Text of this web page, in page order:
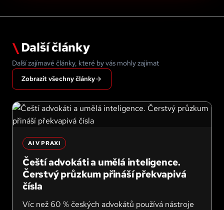
\ Další články
Další zajímavé články, které by vás mohly zajímat
Zobrazit všechny články
AI V PRAXI
Čeští advokáti a umělá inteligence.
Čerstvý průzkum přináší překvapivá
čísla
Víc než 60 % českých advokátů používá nástroje